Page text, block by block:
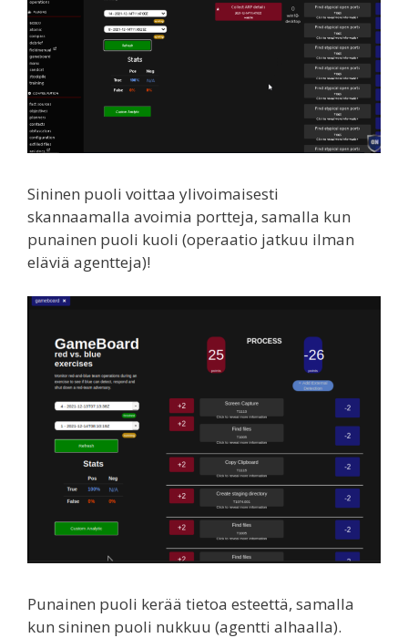
Sininen puoli voittaa ylivoimaisesti
skannaamalla avoimia portteja, samalla kun
punainen puoli kuoli (operaatio jatkuu ilman
eläviä agentteja)!
Punainen puoli kerää tietoa esteettä, samalla
kun sininen puoli nukkuu (agentti alhaalla).